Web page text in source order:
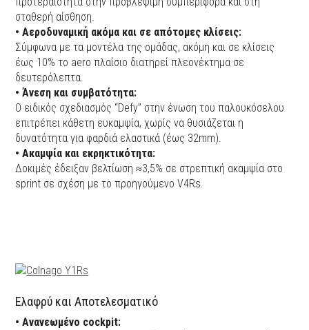
σταθερή αίσθηση.
• Αεροδυναμική ακόμα και σε απότομες κλίσεις:
Σύμφωνα με τα μοντέλα της ομάδας, ακόμη και σε κλίσεις
έως 10% το aero πλαίσιο διατηρεί πλεονέκτημα σε
δευτερόλεπτα.
• Άνεση και συμβατότητα:
Ο ειδικός σχεδιασμός “Defy” στην ένωση του παλουκόσελου
επιτρέπει κάθετη ευκαμψία, χωρίς να θυσιάζεται η
δυνατότητα για φαρδιά ελαστικά (έως 32mm).
• Ακαμψία και εκρηκτικότητα:
Δοκιμές έδειξαν βελτίωση ≈3,5% σε στρεπτική ακαμψία στο
sprint σε σχέση με το προηγούμενο V4Rs.
Ελαφρύ και Αποτελεσματικό
• Ανανεωμένο cockpit: